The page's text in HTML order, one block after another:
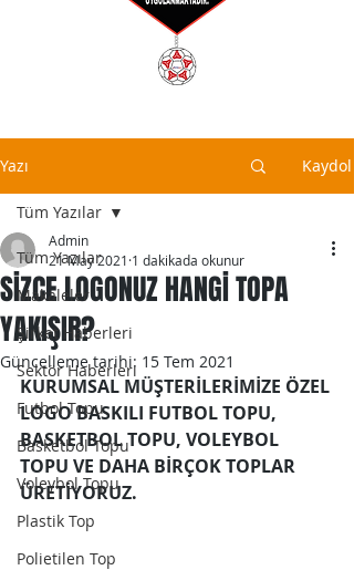
Yazı Kaydol
Tüm Yazılar
Makaleler
Şirket Haberleri
Sektör Haberleri
Futbol Topu
Basketbol Topu
Voleybol Topu
Plastik Top
Polietilen Top
Tüm Yazılar
SİZCE LOGONUZ HANGİ TOPA
YAKIŞIR?
Admin
21 May 2021 1 dakikada okunur
Güncelleme tarihi: 15 Tem 2021
KURUMSAL MÜŞTERİLERİMİZE ÖZEL
LOGO BASKILI FUTBOL TOPU,
BASKETBOL TOPU, VOLEYBOL
TOPU VE DAHA BİRÇOK TOPLAR
ÜRETİYORUZ.